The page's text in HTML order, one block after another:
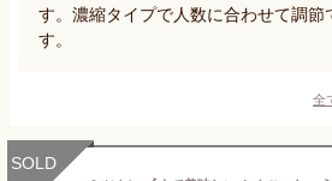
す。濃縮タイプで人数に合わせて調節
す。
全
SOLD